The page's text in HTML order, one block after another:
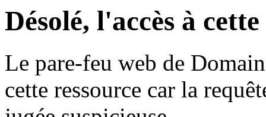
Désolé, l'accès à
Le pare-feu web de
cette ressource car la